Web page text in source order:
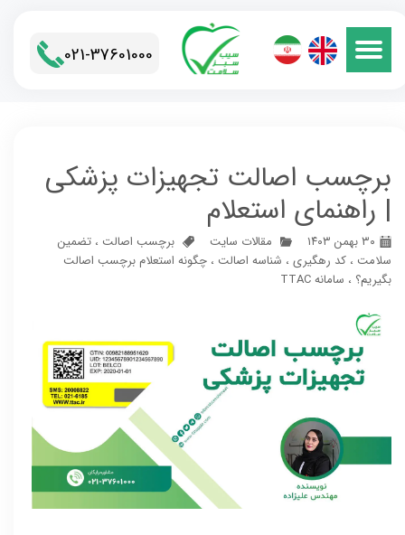
021-37601000​​​​​​​
برچسب اصالت تجهیزات پزشکی
| راهنمای استعلام
۳۰ بهمن ۱۴۰۳ مقالات سایت برچسب اصالت ، تضمین
سلامت ، کد رهگیری ، شناسه اصالت ، چگونه استعلام برچسب اصالت
بگیریم؟ ، سامانه TTAC